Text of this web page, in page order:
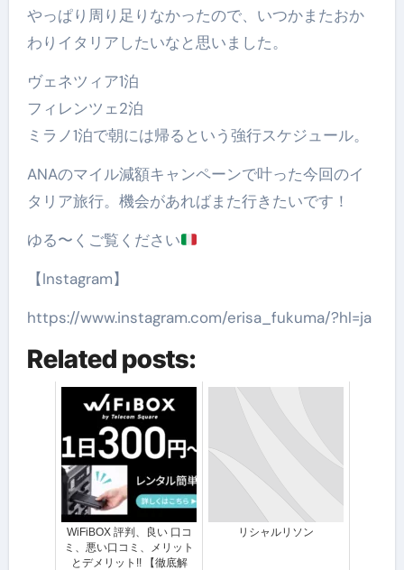
やっぱり周り足りなかったので、いつかまたおか
わりイタリアしたいなと思いました。
ヴェネツィア1泊
フィレンツェ2泊
ミラノ1泊で朝には帰るという強行スケジュール。
ANAのマイル減額キャンペーンで叶った今回のイ
タリア旅行。機会があればまた行きたいです！
ゆる〜くご覧ください
【Instagram】
https://www.instagram.com/erisa_fukuma/?hl=ja
Related posts:
WiFiBOX 評判、良い 口コ
ミ、悪い口コミ、メリット
とデメリット!! 【徹底解
リシャルリソン